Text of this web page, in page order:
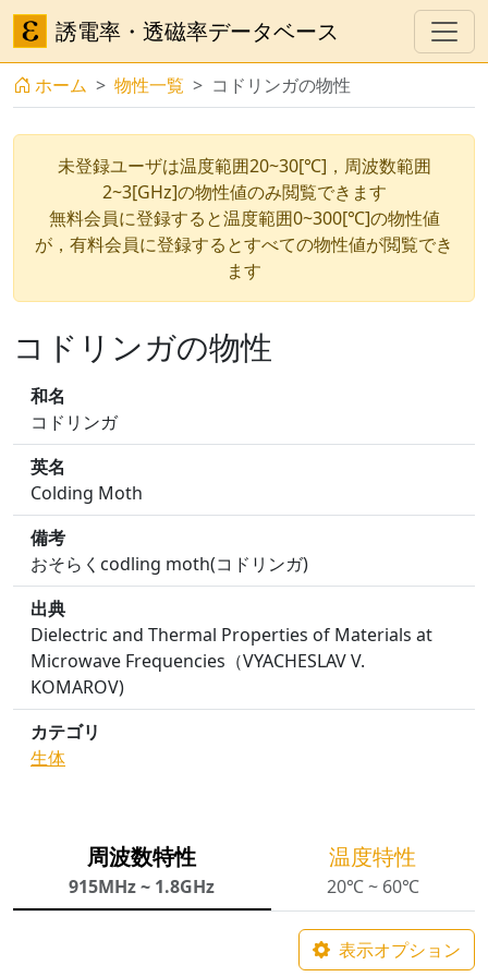
誘電率・透磁率データベース
ホーム 物性一覧 コドリンガの物性
未登録ユーザは温度範囲20~30[℃]，周波数範囲
2~3[GHz]の物性値のみ閲覧できます
無料会員に登録すると温度範囲0~300[℃]の物性値
が，有料会員に登録するとすべての物性値が閲覧でき
ます
コドリンガの物性
和名
コドリンガ
英名
Colding Moth
備考
おそらくcodling moth(コドリンガ)
出典
Dielectric and Thermal Properties of Materials at
Microwave Frequencies（VYACHESLAV V.
KOMAROV)
カテゴリ
生体
周波数特性
915MHz ~ 1.8GHz
温度特性
20℃ ~ 60℃
表示オプション